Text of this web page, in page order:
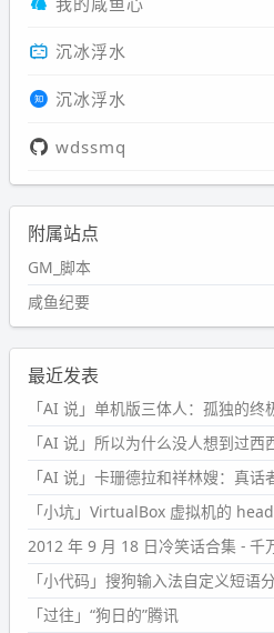
沉冰浮水
沉冰浮水
wdssmq
附属站点
GM_脚本
咸鱼纪要
最近发表
「AI 说」单机版三体人：孤独的终
「AI 说」所以为什么没人想到过西
「AI 说」卡珊德拉和祥林嫂：真话
「小坑」VirtualBox 虚拟机的
2012 年 9 月 18 日冷笑话合集 - 千
「小代码」搜狗输入法自定义短语
「过往」“狗日的”腾讯